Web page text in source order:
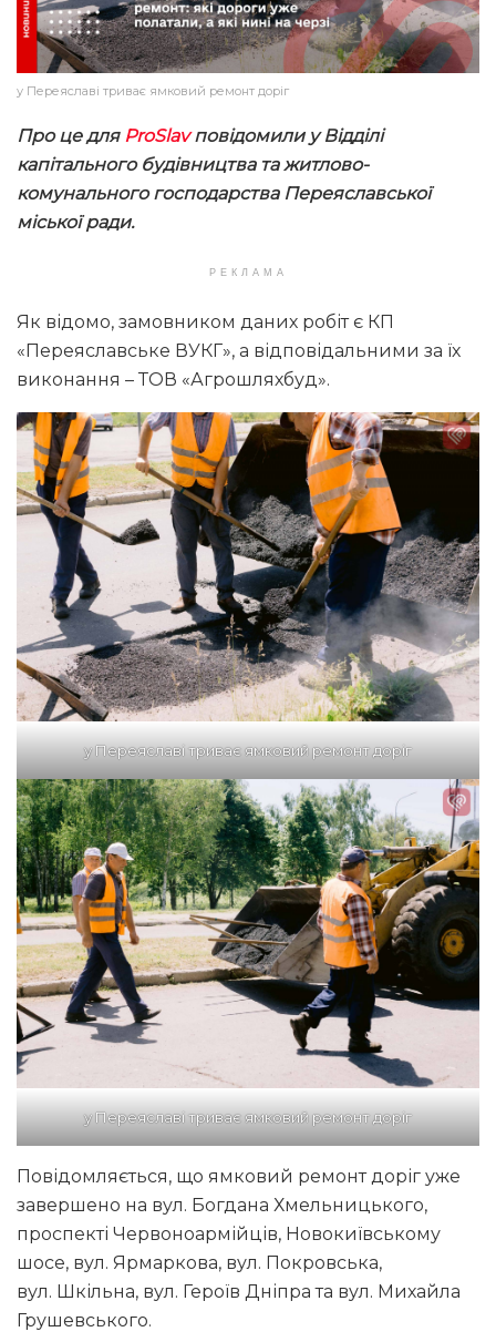
у Переяславі триває ямковий ремонт доріг
Про це для ProSlavповідомили у Відділі
капітального будівництва та житлово-
комунального господарства Переяславської
міської ради.
РЕКЛАМА
Як відомо, замовником даних робіт є КП
«Переяславське ВУКГ», а відповідальними за їх
виконання – ТОВ «Агрошляхбуд».
у Переяславі триває ямковий ремонт доріг
у Переяславі триває ямковий ремонт доріг
Повідомляється, що ямковий ремонт доріг уже
завершено на вул. Богдана Хмельницького,
проспекті Червоноармійців, Новокиївському
шосе, вул. Ярмаркова, вул. Покровська,
вул. Шкільна, вул. Героїв Дніпра та вул. Михайла
Грушевського.